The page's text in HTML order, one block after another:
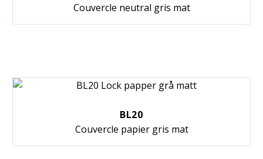
Couvercle neutral gris mat
BL20
Couvercle papier gris mat